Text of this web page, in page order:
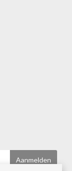
Aanmelden